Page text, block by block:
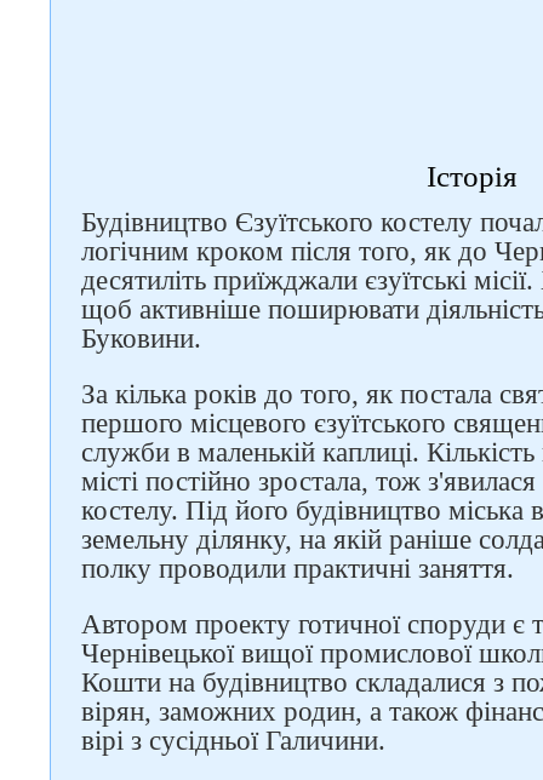
Історія
Будівництво Єзуїтського костелу
логічним кроком після того, як до
десятиліть приїжджали єзуїтські
щоб активніше поширювати
Буковини.
За кілька років до того, як постала
першого місцевого єзуїтського
служби в маленькій каплиці. Кількість
місті постійно зростала, тож
костелу. Під його будівництво міська
земельну ділянку, на якій раніше
полку проводили практичні заняття.
Автором проекту готичної споруди є
Чернівецької вищої промислової
Кошти на будівництво складалися з
вірян, заможних родин, а також
вірі з сусідньої Галичини.